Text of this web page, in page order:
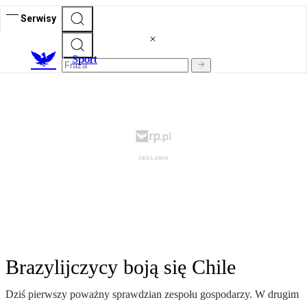
Serwisy
Sport
Brazylijczycy boją się Chile
Dziś pierwszy poważny sprawdzian zespołu gospodarzy. W drugim